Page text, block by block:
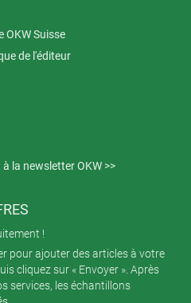
OKW Suisse
de l'éditeur
la newsletter OKW >>
!
pour ajouter des articles à votre
cliquez sur « Envoyer ». Après
services, les échantillons